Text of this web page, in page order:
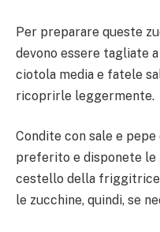
Per preparare queste
devono essere tagliate
ciotola media e fatele
ricoprirle leggermente.
Condite con sale e
preferito e disponete le
cestello della
le zucchine, quindi, se